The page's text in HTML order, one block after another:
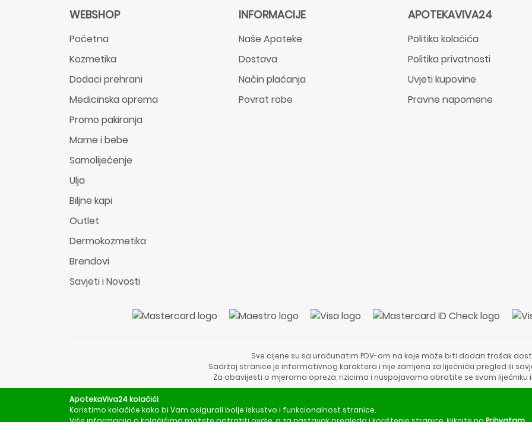
WEBSHOP
Početna
Kozmetika
Dodaci prehrani
Medicinska oprema
Promo pakiranja
Mame i bebe
Samoliječenje
Ulja
Biljne kapi
Outlet
Dermokozmetika
Brendovi
Savjeti i Novosti
INFORMACIJE
Naše Apoteke
Dostava
Način plaćanja
Povrat robe
APOTEKAVIVA24
Politika kolačića
Politika privatnosti
Uvjeti kupovine
Pravne napomene
Sve cijene su sa uračunatim PDV-om na koje može biti dodan trošak
Sadržaj stranice je informativnog karaktera i nije zamjena za liječnički pregled ili
Za obavijesti o mjerama opreza, rizicima i nuspojavama obratite se svom liječniku
ApotekaViva24 kolačići
Koristimo kolačiće kako bi Vam osigurali bolje iskustvo i funkcionalnost stranice.